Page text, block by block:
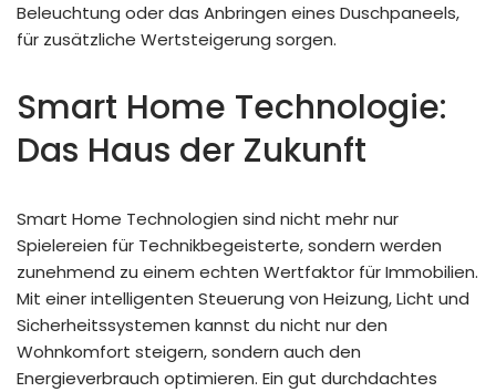
Beleuchtung oder das Anbringen eines Duschpaneels,
für zusätzliche Wertsteigerung sorgen.
Smart Home Technologie:
Das Haus der Zukunft
Smart Home Technologien sind nicht mehr nur
Spielereien für Technikbegeisterte, sondern werden
zunehmend zu einem echten Wertfaktor für Immobilien.
Mit einer intelligenten Steuerung von Heizung, Licht und
Sicherheitssystemen kannst du nicht nur den
Wohnkomfort steigern, sondern auch den
Energieverbrauch optimieren. Ein gut durchdachtes